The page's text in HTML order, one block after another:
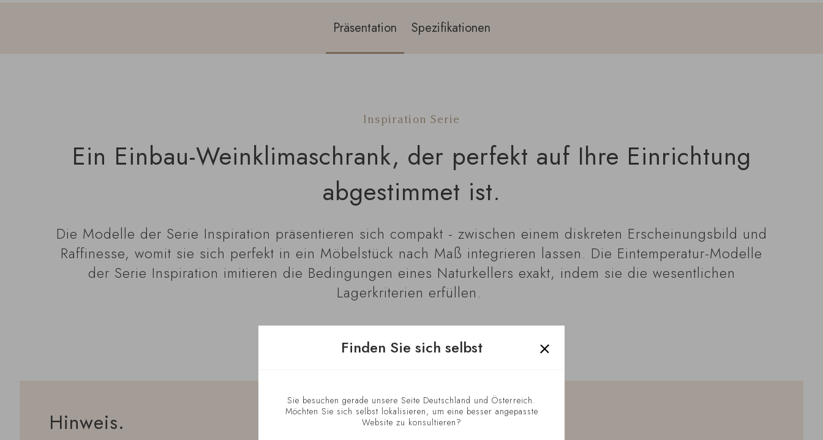
Präsentation Spezifikationen
Inspiration Serie
Ein Einbau-Weinklimaschrank, der perfekt auf Ihre Einrichtung
abgestimmet ist.
Die Modelle der Serie Inspiration präsentieren sich compakt - zwischen einem diskreten Erscheinungsbild und
Raffinesse, womit sie sich perfekt in ein Möbelstück nach Maß integrieren lassen. Die Eintemperatur-Modelle
der Serie Inspiration imitieren die Bedingungen eines Naturkellers exakt, indem sie die wesentlichen
Lagerkriterien erfüllen.
Hinweis.
Finden Sie sich selbst
Sie besuchen gerade unsere Seite Deutschland und Österreich.
Möchten Sie sich selbst lokalisieren, um eine besser angepasste
Website zu konsultieren?